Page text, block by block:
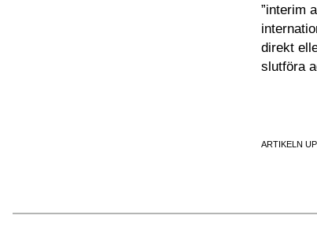
”interim
direkt
slutföra
ARTIKELN